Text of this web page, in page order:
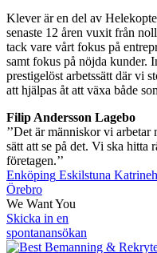
Klever är en del av
senaste 12 åren vuxit från
tack vare vårt fokus på
samt fokus på nöjda kunder.
prestigelöst arbetssätt där vi
att hjälpas åt att växa både
Filip Andersson Lagebo
’’Det är människor vi
sätt att se på det. Vi ska hitta
företagen.’’
Enköping Eskilstuna
Örebro
We Want You
Skicka in en
spontanansökan